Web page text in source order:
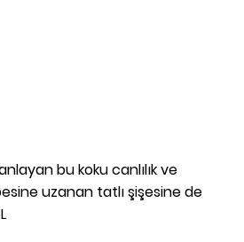
bu koku canlılık ve
uzanan tatlı şişesine de